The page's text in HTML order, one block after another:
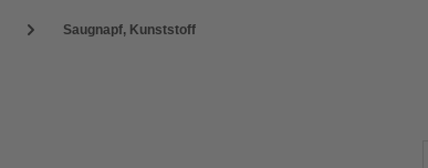
Saugnapf, Kunststoff